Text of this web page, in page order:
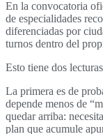
En la convocatoria
de especialidades
diferenciadas por
turnos dentro del
Esto tiene dos
La primera es de
depende menos de
quedar arriba:
plan que acumule